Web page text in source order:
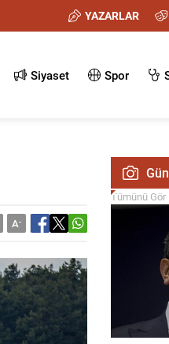
YAZARLAR
Siyaset Spor
A-
Tümünü Gör